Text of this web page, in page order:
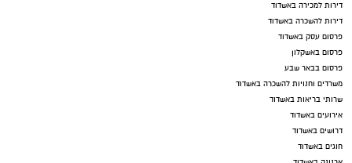
דירות למכירה באשדוד
דירות להשכרה באשדוד
פרסום עסק באשדוד
פרסום באשקלון
פרסום בבאר שבע
משרדים וחנויות להשכרה באשדוד
שרותי בריאות באשדוד
אירועים באשדוד
דרושים באשדוד
חוגים באשדוד